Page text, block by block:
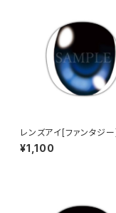
レンズアイ[ファンタジ
Lens eye [Fantasy]
¥1,100